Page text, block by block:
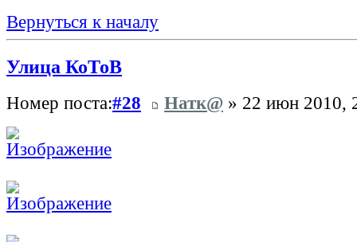
Вернуться к началу
Улица КоТоВ
Номер поста:#28 Натк@ » 22 июн 2010,